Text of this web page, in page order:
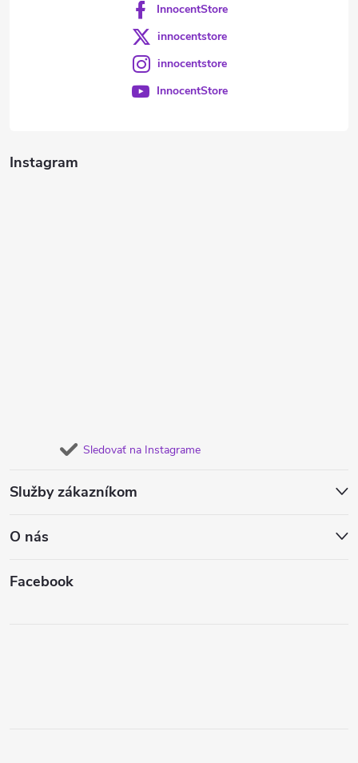
Instagram
Sledovať na Instagrame
Služby zákazníkom
O nás
Facebook
InnocentStore
innocentstore
innocentstore
InnocentStore